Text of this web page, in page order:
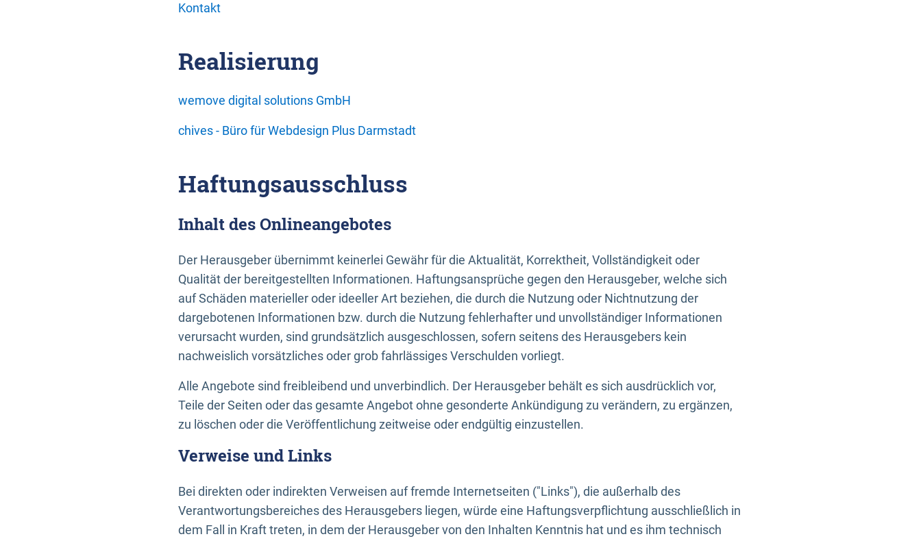
Kontakt
Realisierung
wemove digital solutions GmbH
chives - Büro für Webdesign Plus Darmstadt
Haftungsausschluss
Inhalt des Onlineangebotes
Der Herausgeber übernimmt keinerlei Gewähr für die Aktualität, Korrektheit, Vollständigkeit oder
Qualität der bereitgestellten Informationen. Haftungsansprüche gegen den Herausgeber, welche sich
auf Schäden materieller oder ideeller Art beziehen, die durch die Nutzung oder Nichtnutzung der
dargebotenen Informationen bzw. durch die Nutzung fehlerhafter und unvollständiger Informationen
verursacht wurden, sind grundsätzlich ausgeschlossen, sofern seitens des Herausgebers kein
nachweislich vorsätzliches oder grob fahrlässiges Verschulden vorliegt.
Alle Angebote sind freibleibend und unverbindlich. Der Herausgeber behält es sich ausdrücklich vor,
Teile der Seiten oder das gesamte Angebot ohne gesonderte Ankündigung zu verändern, zu ergänzen,
zu löschen oder die Veröffentlichung zeitweise oder endgültig einzustellen.
Verweise und Links
Bei direkten oder indirekten Verweisen auf fremde Internetseiten ("Links"), die außerhalb des
Verantwortungsbereiches des Herausgebers liegen, würde eine Haftungsverpflichtung ausschließlich in
dem Fall in Kraft treten, in dem der Herausgeber von den Inhalten Kenntnis hat und es ihm technisch